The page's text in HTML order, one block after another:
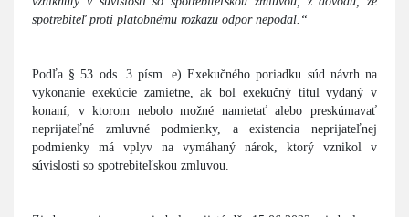
spotrebiteľ proti platobnému rozkazu odpor nepodal.“
Podľa § 53 ods. 3 písm. e) Exekučného poriadku súd návrh na
vykonanie exekúcie zamietne, ak bol exekučný titul vydaný v
konaní, v ktorom nebolo možné namietať alebo preskúmavať
neprijateľné zmluvné podmienky, a existencia neprijateľnej
podmienky má vplyv na vymáhaný nárok, ktorý vznikol v
súvislosti so spotrebiteľskou zmluvou.